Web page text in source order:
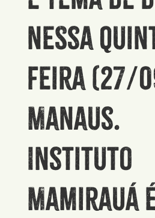
nessa
feira (27/
Manaus.
Instituto
Mamirauá